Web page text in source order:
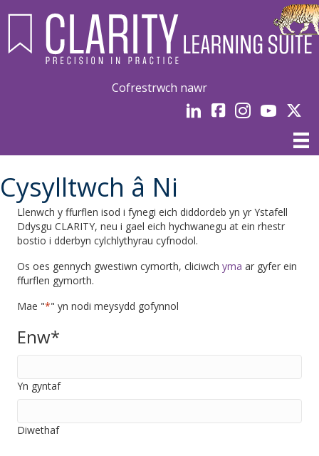
Cofrestrwch nawr
LinkedInfacebookInstagramYouTube
Cysylltwch â Ni
Llenwch y ffurflen isod i fynegi eich diddordeb yn yr Ystafell
Ddysgu CLARITY, neu i gael eich hychwanegu at ein rhestr
bostio i dderbyn cylchlythyrau cyfnodol.
Os oes gennych gwestiwn cymorth, cliciwch yma ar gyfer ein
ffurflen gymorth.
Mae "*" yn nodi meysydd gofynnol
Enw*
Yn gyntaf
Diwethaf